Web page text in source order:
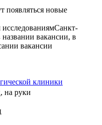
появляться новые
Санкт-
вакансии, в
вакансии
клиники
на руки